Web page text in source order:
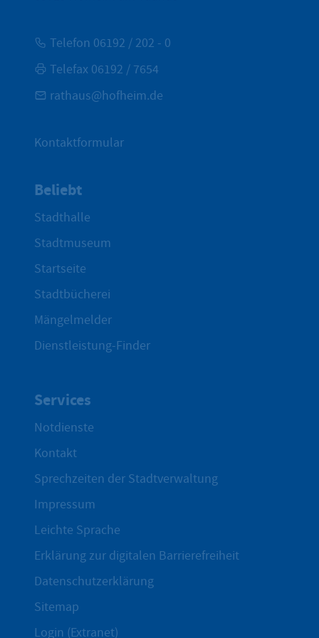
Telefon 06192 / 202 - 0
Telefax 06192 / 7654
rathaus@hofheim.de
Kontaktformular
Beliebt
Stadthalle
Stadtmuseum
Startseite
Stadtbücherei
Mängelmelder
Dienstleistung-Finder
Services
Notdienste
Kontakt
Sprechzeiten der Stadtverwaltung
Impressum
Leichte Sprache
Erklärung zur digitalen Barrierefreiheit
Datenschutzerklärung
Sitemap
Login (Extranet)